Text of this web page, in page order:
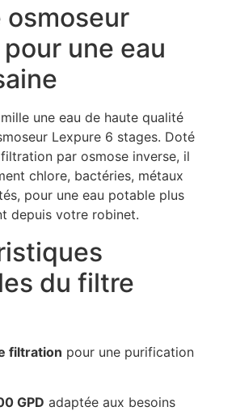
osmoseur​
une eau
une eau de haute qualité
Lexpure 6 stages. Doté
filtration par osmose inverse, il
chlore, bactéries, métaux
pour une eau potable plus
depuis votre robinet.
du filtre
filtration pour une purification
GPD adaptée aux besoins